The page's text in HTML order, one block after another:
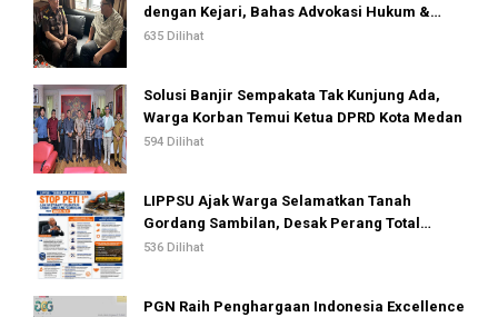
dengan Kejari, Bahas Advokasi Hukum &
Perlindungan Hak Masyarakat
635 Dilihat
Solusi Banjir Sempakata Tak Kunjung Ada,
Warga Korban Temui Ketua DPRD Kota Medan
594 Dilihat
LIPPSU Ajak Warga Selamatkan Tanah
Gordang Sambilan, Desak Perang Total
Melawan Mafia PETI
536 Dilihat
PGN Raih Penghargaan Indonesia Excellence